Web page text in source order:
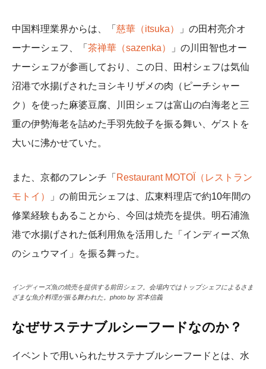
中国料理業界からは、「 慈華（itsuka）
」の田村亮介オ
ーナーシェフ、「 茶禅華（sazenka）
」の川田智也オー
ナーシェフが参画しており、この日、田村シェフは気仙
沼港で水揚げされたヨシキリザメの肉（ピーチシャー
ク）を使った麻婆豆腐、川田シェフは富山の白海老と三
重の伊勢海老を詰めた手羽先餃子を振る舞い、ゲストを
大いに沸かせていた。
また、京都のフレンチ「 Restaurant MOTOÏ（レストラン
モトイ）
」の前田元シェフは、広東料理店で約10年間の
修業経験もあることから、今回は焼売を提供。明石浦漁
港で水揚げされた低利用魚を活用した「インディーズ魚
のシュウマイ」を振る舞った。
インディーズ魚の焼売を提供する前田シェフ。会場内ではトップシェフによるさま
ざまな魚介料理が振る舞われた。photo by 宮本信義
なぜサステナブルシーフードなのか？
イベントで用いられたサステナブルシーフードとは、水